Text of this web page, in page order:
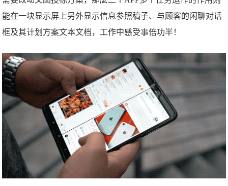
能在一块显示屏上另外显示信息参照稿子、与顾客的闲聊对话
框及其计划方案文本文档，工作中感受事倍功半！